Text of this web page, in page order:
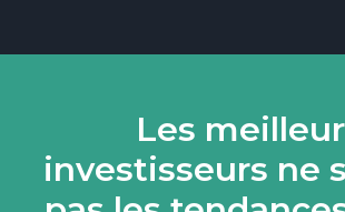
Les
investisseurs ne